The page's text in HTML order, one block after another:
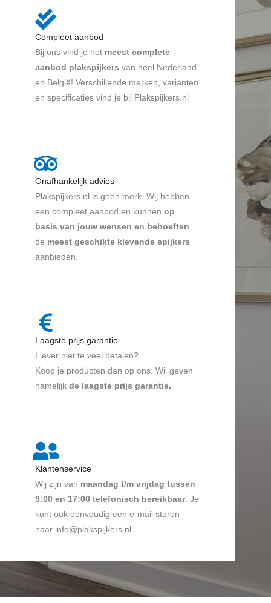
v
a
n
5
Compleet aanbod
Bij ons vind je het meest complete
aanbod plakspijkers van heel Nederland
en België! Verschillende merken, varianten
en specificaties vind je bij Plakspijkers.nl
Onafhankelijk advies
Plakspijkers.nl is geen merk. Wij hebben
een compleet aanbod en kunnenop
basis van jouw wensen en behoeften
de meest geschikte klevende spijkers
aanbieden.
Laagste prijs garantie
Liever niet te veel betalen?
Koop je producten dan op ons. Wij geven
namelijkde laagste prijs garantie.
Klantenservice
Wij zijn van maandag t/m vrijdag tussen
9:00 en 17:00 telefonisch bereikbaar. Je
kunt ook eenvoudig een e-mail sturen
naar info@plakspijkers.nl